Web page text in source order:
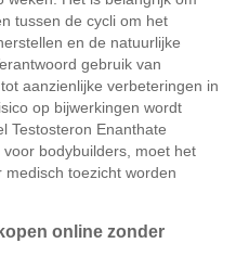
tussen de cycli om het
en de natuurlijke
gebruik van
aanzienlijke verbeteringen in
op bijwerkingen wordt
Testosteron Enanthate
bodybuilders, moet het
toezicht worden
online zonder